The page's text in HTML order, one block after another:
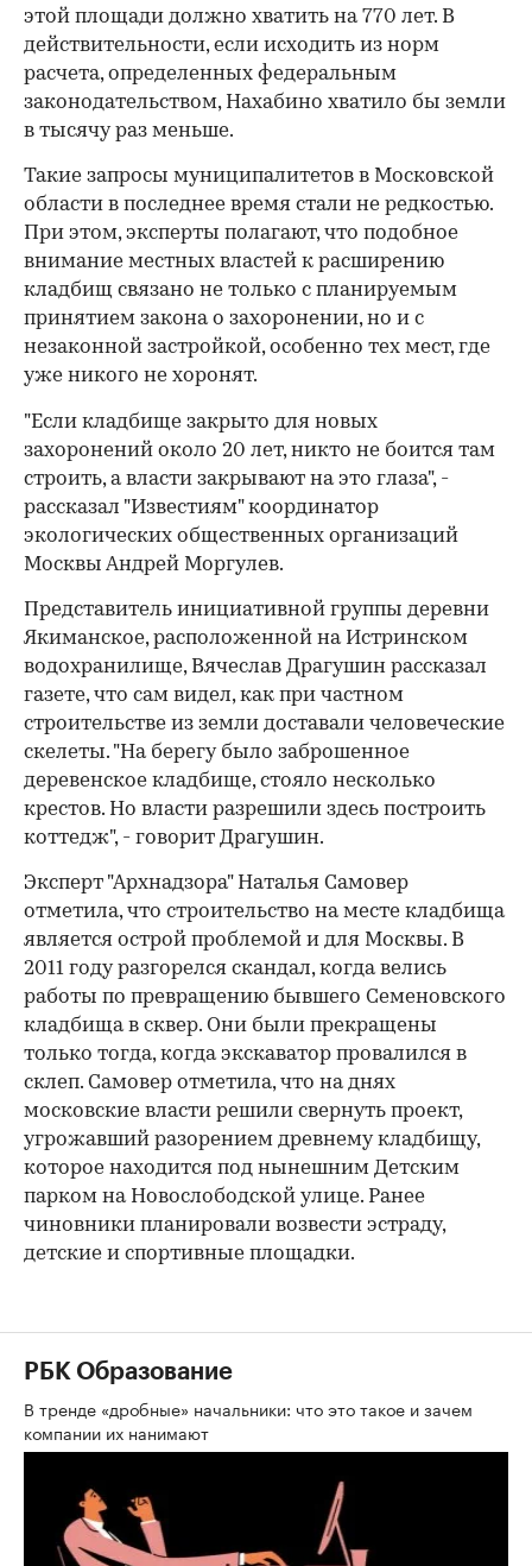
этой площади должно хватить на 770 лет. В
действительности, если исходить из норм
расчета, определенных федеральным
законодательством, Нахабино хватило бы земли
в тысячу раз меньше.
Такие запросы муниципалитетов в Московской
области в последнее время стали не редкостью.
При этом, эксперты полагают, что подобное
внимание местных властей к расширению
кладбищ связано не только с планируемым
принятием закона о захоронении, но и с
незаконной застройкой, особенно тех мест, где
уже никого не хоронят.
00:00
"Если кладбище закрыто для новых
захоронений около 20 лет, никто не боится там
строить, а власти закрывают на это глаза", -
рассказал "Известиям" координатор
экологических общественных организаций
Москвы Андрей Моргулев.
Представитель инициативной группы деревни
Якиманское, расположенной на Истринском
водохранилище, Вячеслав Драгушин рассказал
газете, что сам видел, как при частном
строительстве из земли доставали человеческие
скелеты. "На берегу было заброшенное
деревенское кладбище, стояло несколько
крестов. Но власти разрешили здесь построить
коттедж", - говорит Драгушин.
Эксперт "Архнадзора" Наталья Самовер
отметила, что строительство на месте кладбища
является острой проблемой и для Москвы. В
2011 году разгорелся скандал, когда велись
работы по превращению бывшего Семеновского
кладбища в сквер. Они были прекращены
только тогда, когда экскаватор провалился в
склеп. Самовер отметила, что на днях
московские власти решили свернуть проект,
угрожавший разорением древнему кладбищу,
которое находится под нынешним Детским
парком на Новослободской улице. Ранее
чиновники планировали возвести эстраду,
детские и спортивные площадки.
РБК Образование
В тренде «дробные» начальники: что это такое и зачем
компании их нанимают